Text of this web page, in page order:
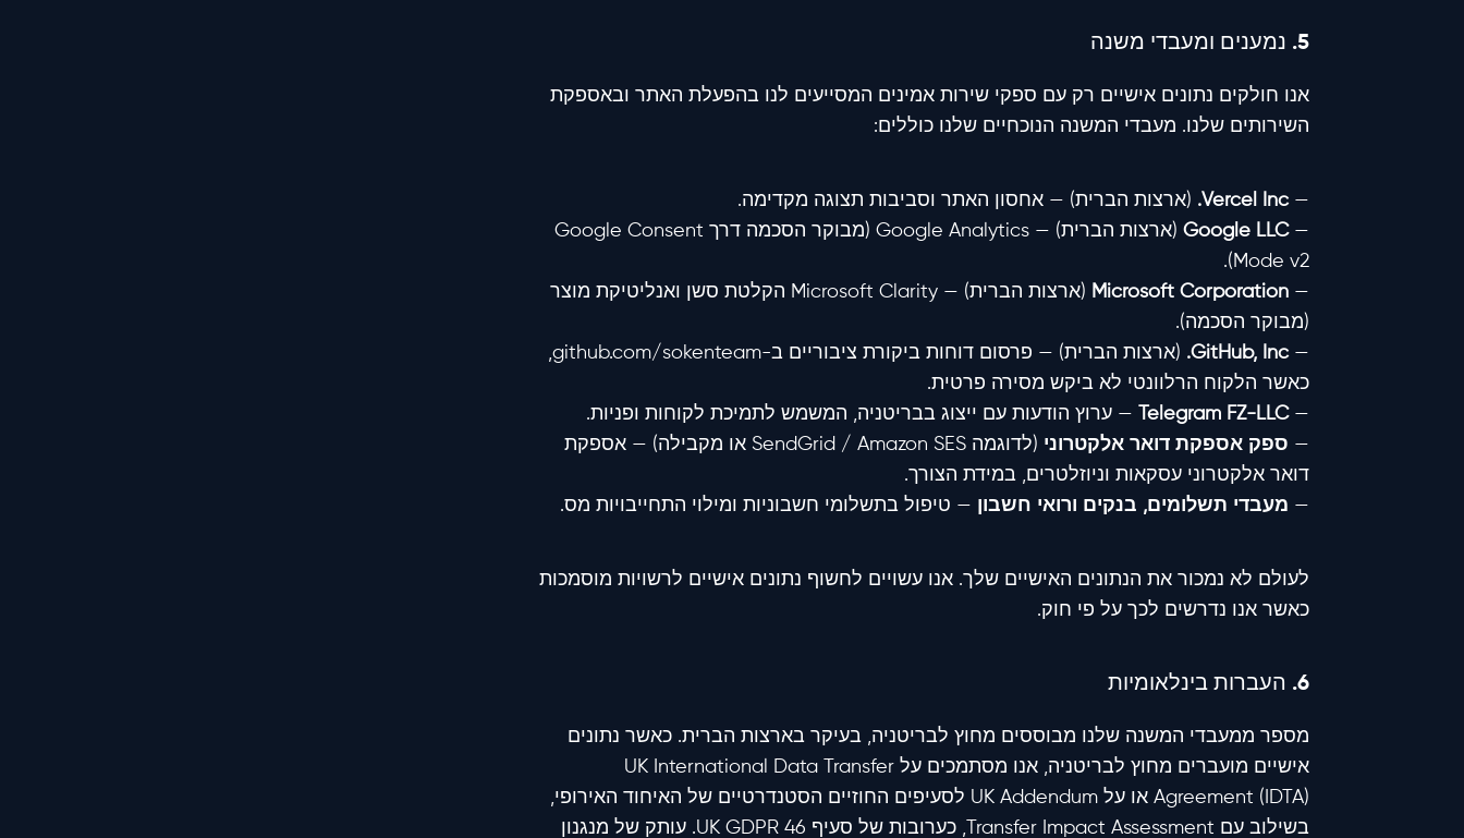
5. נמענים ומעבדי משנה
אנו חולקים נתונים אישיים רק עם ספקי שירות אמינים המסייעים לנו בהפעלת האתר ובאספקת
השירותים שלנו. מעבדי המשנה הנוכחיים שלנו כוללים:
—
Vercel Inc. (ארצות הברית) — אחסון האתר וסביבות תצוגה מקדימה.
—
Google LLC
(ארצות הברית) — Google Analytics (מבוקר הסכמה דרך Google Consent
Mode v2).
—
Microsoft Corporation
(ארצות הברית) — Microsoft Clarity הקלטת סשן ואנליטיקת מוצר
(מבוקר הסכמה).
—
GitHub, Inc.
(ארצות הברית) — פרסום דוחות ביקורת ציבוריים ב-github.com/sokenteam,
כאשר הלקוח הרלוונטי לא ביקש מסירה פרטית.
—
Telegram FZ-LLC
— ערוץ הודעות עם ייצוג בבריטניה, המשמש לתמיכת לקוחות ופניות.
— ספק אספקת דואר אלקטרוני
(לדוגמה SendGrid / Amazon SES או מקבילה) — אספקת
דואר אלקטרוני עסקאות וניוזלטרים, במידת הצורך.
— מעבדי תשלומים, בנקים ורואי חשבון — טיפול בתשלומי חשבוניות ומילוי התחייבויות מס.
לעולם לא נמכור את הנתונים האישיים שלך. אנו עשויים לחשוף נתונים אישיים לרשויות מוסמכות
כאשר אנו נדרשים לכך על פי חוק.
6. העברות בינלאומיות
מספר ממעבדי המשנה שלנו מבוססים מחוץ לבריטניה, בעיקר בארצות הברית. כאשר נתונים
אישיים מועברים מחוץ לבריטניה, אנו מסתמכים על UK International Data Transfer
Agreement (IDTA) או על UK Addendum לסעיפים החוזיים הסטנדרטיים של האיחוד האירופי,
בשילוב עם Transfer Impact Assessment, כערובות של סעיף 46 UK GDPR. עותק של מנגנון